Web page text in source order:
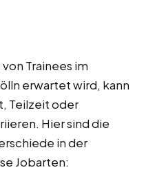
Trainees im
erwartet wird, kann
Teilzeit oder
Hier sind die
in der
Jobarten: